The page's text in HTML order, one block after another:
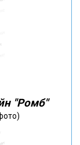
"Ромб"